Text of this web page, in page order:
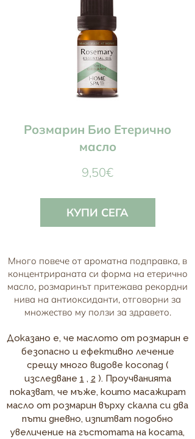
Розмарин Био Етерично
масло
9,50€Цена
КУПИ СЕГА
Много повече от ароматна подправка, в
концентрираната си форма на етерично
масло, розмаринът притежава рекордни
нива на антиоксиданти, отговорни за
множество му ползи за здравето.
Доказано е, че маслото от розмарин е
безопасно и ефективно лечение
срещу много видове косопад (
изследване 1 , 2 ). Проучванията
показват, че мъже, които масажират
масло от розмарин върху скалпа си два
пъти дневно, изпитват подобно
увеличение на гъстотата на косата,